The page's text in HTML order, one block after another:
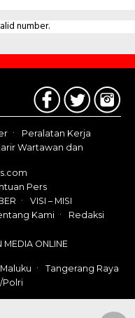
number.
Peralatan Kerja
Wartawan dan
Pers
VISI – MISI
Kami
Redaksi
MEDIA ONLINE
Maluku
Tangerang Raya
Polri